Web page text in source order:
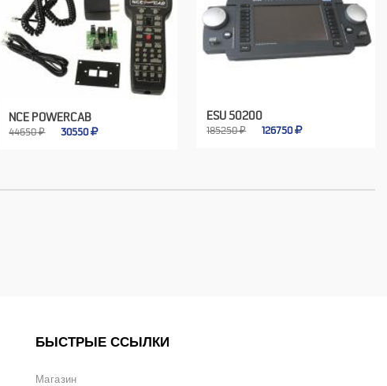
NCE POWERCAB
44650 ₽ 30550
ESU 50200
185250 ₽ 126750
БЫСТРЫЕ ССЫЛКИ
Магазин